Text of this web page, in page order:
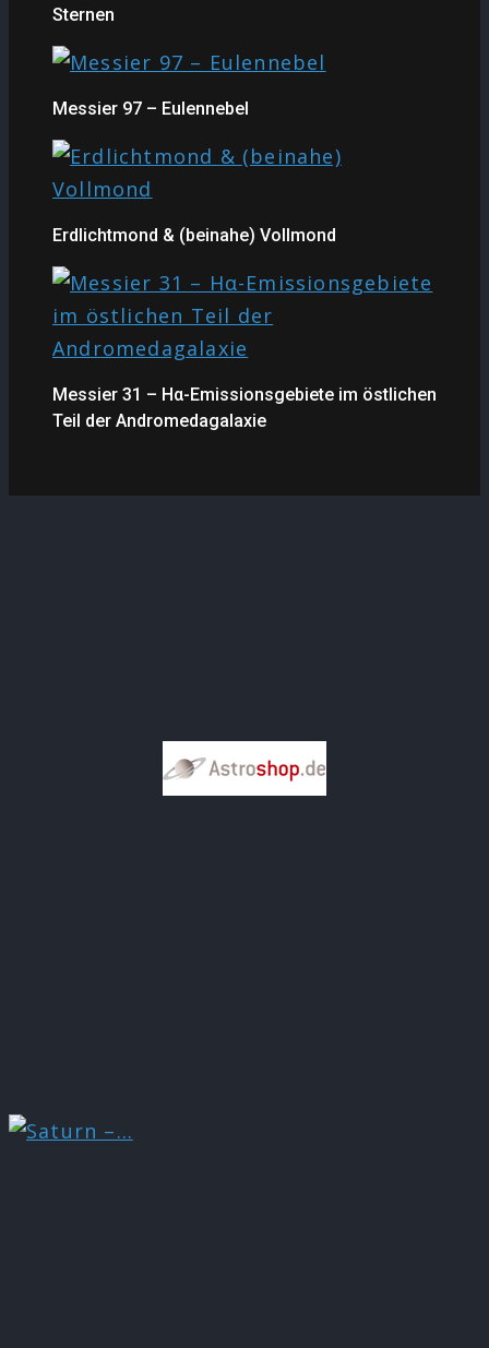
Sternen
Messier 97 – Eulennebel
Erdlichtmond & (beinahe) Vollmond
Messier 31 – Hα-Emissionsgebiete im östlichen
Teil der Andromedagalaxie